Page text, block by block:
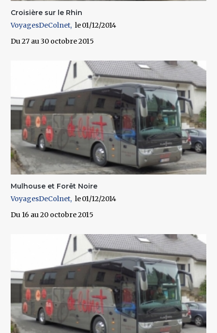
Croisière sur le Rhin
VoyagesDeColnet
01/12/2014
Du 27 au 30 octobre 2015
Mulhouse et Forêt Noire
VoyagesDeColnet
01/12/2014
Du 16 au 20 octobre 2015